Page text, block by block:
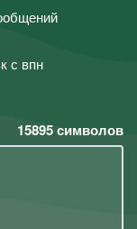
с впн
15895символов